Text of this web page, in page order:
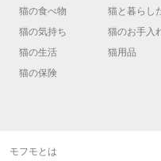
猫の食べ物
猫と暮らし
猫の気持ち
猫のお手入
猫の生活
猫用品
猫の保険
モフモとは